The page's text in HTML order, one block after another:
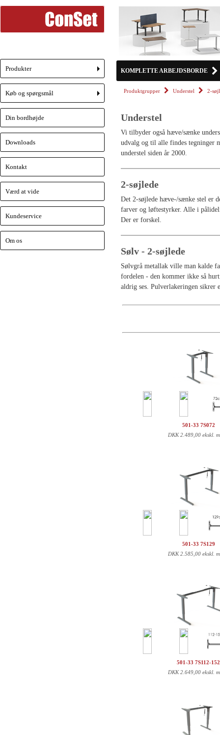
KOMPLETTE ARBEJDSBORDE
Produktgrupper Understel 2-
Understel
Vi tilbyder også hæve/sænke
udvalg og til alle findes tegninger
understel siden år 2000.
2-søjlede
Det 2-søjlede hæve-/sænke stel er
farver og løftestyrker. Alle i
Der er forskel.
Sølv - 2-søjlede
Sølvgrå metallak ville man kalde
fordelen - den kommer ikke så
aldrig ses. Pulverlakeringen sikrer
501-33 7S072
DKK2.489,00 ekskl.
501-33 7S129
DKK2.585,00 ekskl.
501-33 7S112-152
DKK2.649,00 ekskl.
+
Produkter
+
Køb og spørgsmål
Din bordhøjde
Downloads
Kontakt
Værd at vide
Kundeservice
Om os